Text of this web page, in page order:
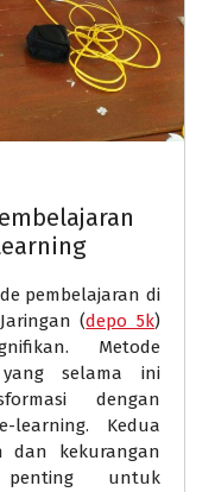
pembelajaran di
(depo 5k)
Metode
yang selama ini
dengan
learning. Kedua
dan kekurangan
penting untuk